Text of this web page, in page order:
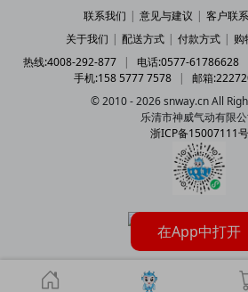
联系我们 | 意见与建议 | 客户联
关于我们 | 配送方式 | 付款方式 | 购
热线:4008-292-877
| 电话:0577-61786628
手机:158 5777 7578
|
邮箱
© 2010 - 2026 snway.cn All
乐清市神威气动有限公
浙ICP备15007111号
在App中打开